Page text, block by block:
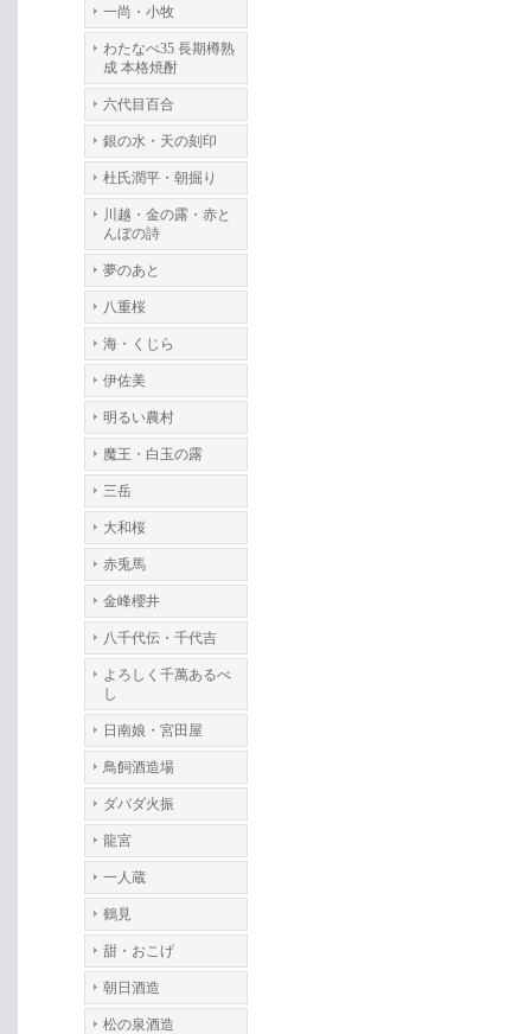
一尚・小牧
わたなべ35 長期樽熟
成 本格焼酎
六代目百合
銀の水・天の刻印
杜氏潤平・朝掘り
川越・金の露・赤と
んぼの詩
夢のあと
八重桜
海・くじら
伊佐美
明るい農村
魔王・白玉の露
三岳
大和桜
赤兎馬
金峰櫻井
八千代伝・千代吉
よろしく千萬あるべ
し
日南娘・宮田屋
鳥飼酒造場
ダバダ火振
龍宮
一人蔵
鶴見
甜・おこげ
朝日酒造
松の泉酒造